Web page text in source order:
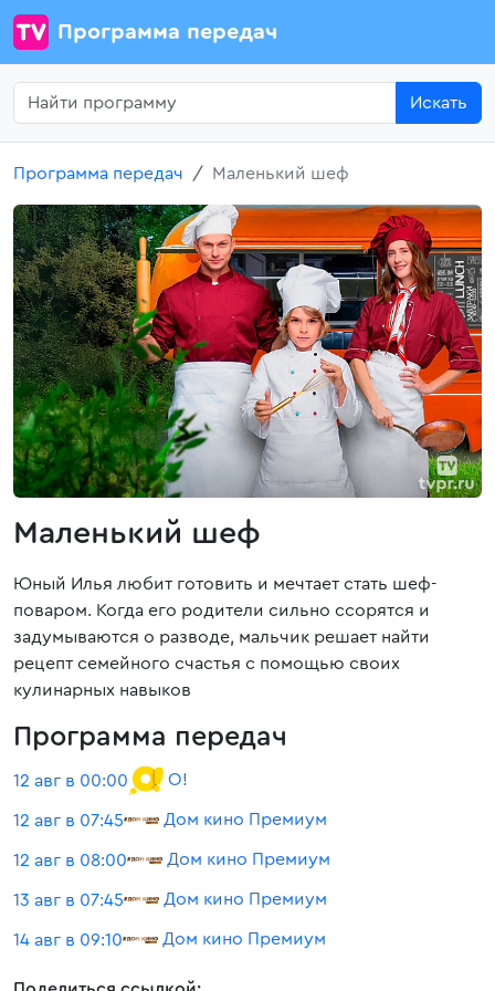
Программа передач
Искать
Программа передач Маленький шеф
Маленький шеф
Юный Илья любит готовить и мечтает стать шеф-
поваром. Когда его родители сильно ссорятся и
задумываются о разводе, мальчик решает найти
рецепт семейного счастья с помощью своих
кулинарных навыков
Программа передач
12 авг в 00:00 О!
12 авг в 07:45 Дом кино Премиум
12 авг в 08:00 Дом кино Премиум
13 авг в 07:45 Дом кино Премиум
14 авг в 09:10 Дом кино Премиум